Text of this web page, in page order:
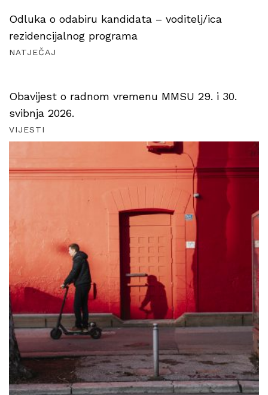
Odluka o odabiru kandidata – voditelj/ica
rezidencijalnog programa
NATJEČAJ
Obavijest o radnom vremenu MMSU 29. i 30.
svibnja 2026.
VIJESTI